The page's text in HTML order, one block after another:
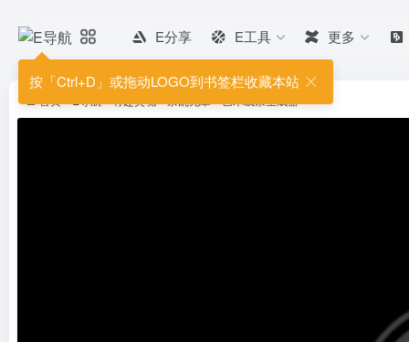
按「Ctrl+D」或拖动LOGO到书签栏收藏本站
E分享 E工具 更多
实验性的生成艺术创作工具，用